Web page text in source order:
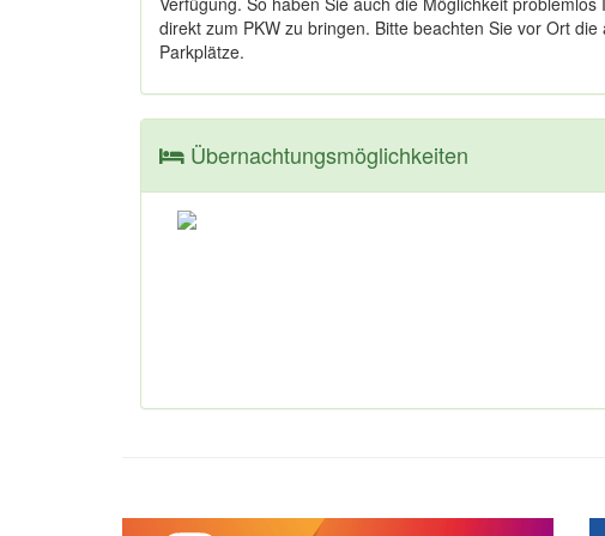
direkt zum PKW zu bringen. Bitte beachten Sie vor Ort die
Parkplätze.
Übernachtungsmöglichkeiten